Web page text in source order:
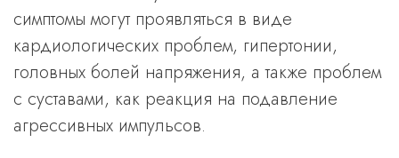
симптомы могут проявляться в виде
кардиологических проблем, гипертонии,
головных болей напряжения, а также проблем
с суставами, как реакция на подавление
агрессивных импульсов.